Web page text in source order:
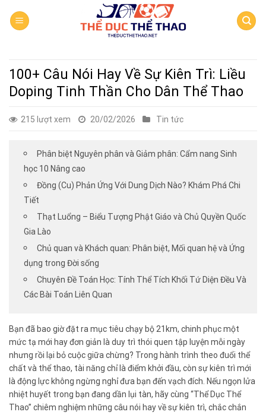
100+ Câu Nói Hay Về Sự Kiên Trì: Liều
Doping Tinh Thần Cho Dân Thể Thao
215 lượt xem 20/02/2026 Tin tức
Phân biệt Nguyên phân và Giảm phân: Cẩm nang Sinh
học 10 Nâng cao
Đồng (Cu) Phản Ứng Với Dung Dịch Nào? Khám Phá Chi
Tiết
Thạt Luổng – Biểu Tượng Phật Giáo và Chủ Quyền Quốc
Gia Lào
Chủ quan và Khách quan: Phân biệt, Mối quan hệ và Ứng
dụng trong Đời sống
Chuyên Đề Toán Học: Tính Thể Tích Khối Tứ Diện Đều Và
Các Bài Toán Liên Quan
Bạn đã bao giờ đặt ra mục tiêu chạy bộ 21km, chinh phục một
mức tạ mới hay đơn giản là duy trì thói quen tập luyện mỗi ngày
nhưng rồi lại bỏ cuộc giữa chừng? Trong hành trình theo đuổi thể
chất và thể thao, tài năng chỉ là điểm khởi đầu, còn sự kiên trì mới
là động lực không ngừng nghỉ đưa bạn đến vạch đích. Nếu ngọn lửa
nhiệt huyết trong bạn đang dần lụi tàn, hãy cùng “Thể Dục Thể
Thao” chiêm nghiệm những câu nói hay về sự kiên trì, chắc chắn